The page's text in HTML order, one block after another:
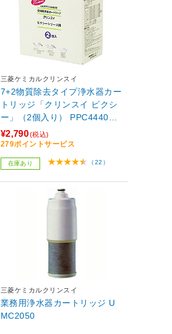
三菱ケミカルクリンスイ
7+2物質除去タイプ浄水器カー
トリッジ「クリンスイ ピクシ
ー」（2個入り） PPC4440W
【864】
¥2,790(税込)
279ポイントサービス
在庫あり （22）
三菱ケミカルクリンスイ
業務用浄水器カートリッジ U
MC2050